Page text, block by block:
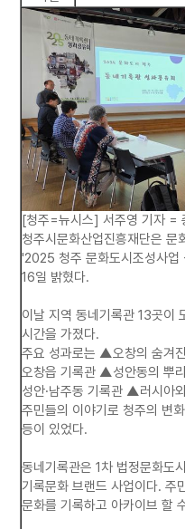
[청주=뉴시스] 서주영 기자 =
청주시문화산업진흥재단은
'2025 청주 문화도시조성사업
16일 밝혔다.
이날 지역 동네기록관 13곳이
시간을 가졌다.
주요 성과로는 ▲오창의 숨겨
오창읍 기록관 ▲성안동의 뿌
성안·남주동 기록관 ▲러시아
주민들의 이야기로 청주의 변
등이 있었다.
동네기록관은 1차 법정문화도
기록문화 브랜드 사업이다. 주
문화를 기록하고 아카이브 할